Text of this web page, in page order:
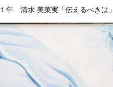
１年 清水 美菜実「伝えるべきは